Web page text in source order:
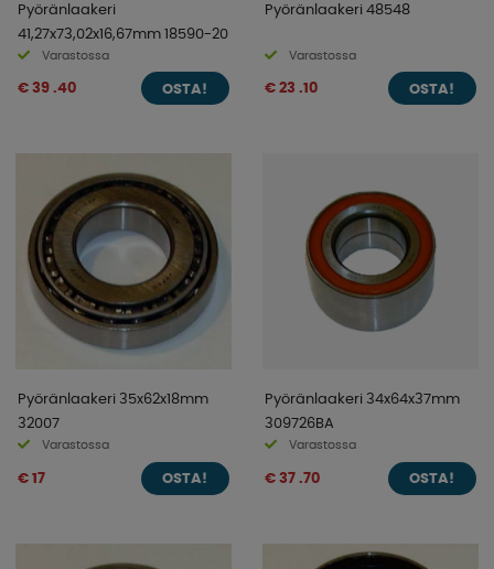
Pyöränlaakeri
41,27x73,02x16,67mm 18590-20
Varastossa
€ 39 .40 OSTA!
Pyöränlaakeri 48548
Varastossa
€ 23 .10 OSTA!
Pyöränlaakeri 35x62x18mm
32007
Varastossa
€ 17 OSTA!
Pyöränlaakeri 34x64x37mm
309726BA
Varastossa
€ 37 .70 OSTA!